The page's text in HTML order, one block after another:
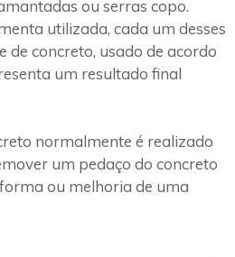
ou serras copo.
utilizada, cada um desses
de concreto, usado de acordo
um resultado final
normalmente é realizado
um pedaço do concreto
ou melhoria de uma